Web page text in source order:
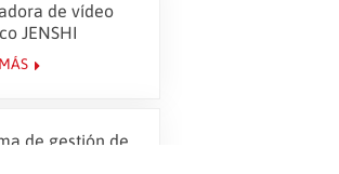
de vídeo
JENSHI
4K
de gestión de